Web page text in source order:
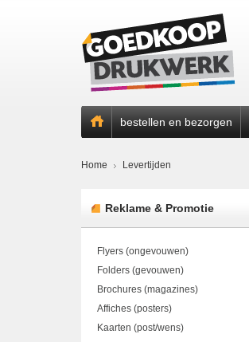
bestellen en bezorgen
Home Levertijden
Reklame & Promotie
Flyers (ongevouwen)
Folders (gevouwen)
Brochures (magazines)
Affiches (posters)
Kaarten (post/wens)